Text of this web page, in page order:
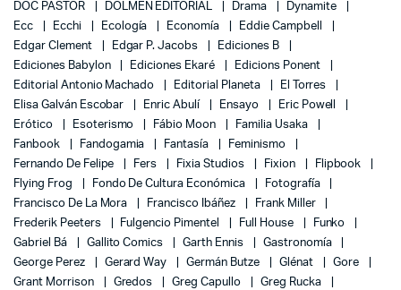
DOC PASTOR
DOLMEN EDITORIAL Drama
Dynamite
Ecc
Ecchi Ecología Economía
Eddie Campbell
Edgar Clement
Edgar P. Jacobs
Ediciones B
Ediciones Babylon
Ediciones Ekaré
Edicions Ponent
Editorial Antonio Machado
Editorial Planeta
El Torres
Elisa Galván Escobar
Enric Abulí Ensayo
Eric Powell
Erótico
Esoterismo Fábio Moon
Familia Usaka
Fanbook
Fandogamia Fantasía
Feminismo
Fernando De Felipe
Fers Fixia Studios Fixion
Flipbook
Flying Frog
Fondo De Cultura Económica
Fotografía
Francisco De La Mora
Francisco Ibáñez
Frank Miller
Frederik Peeters
Fulgencio Pimentel Full House
Funko
Gabriel Bá
Gallito Comics Garth Ennis
Gastronomía
George Perez
Gerard Way Germán Butze Glénat
Gore
Grant Morrison
Gredos Greg Capullo
Greg Rucka